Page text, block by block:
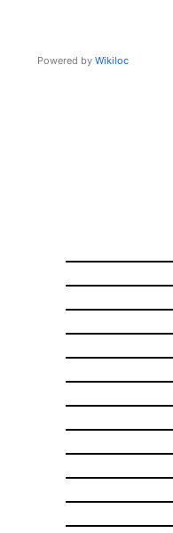
Powered by Wikiloc